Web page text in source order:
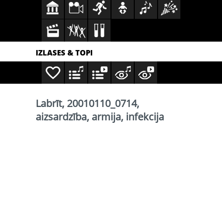
IZLASES & TOPI
Labrīt, 20010110_0714,
aizsardzība, armija, infekcija